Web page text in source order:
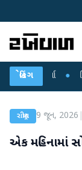
બ્રેકિંગ
કર્યા
રાષ્ટ્રીય 9 જૂન, 2026
એક મહિનામાં